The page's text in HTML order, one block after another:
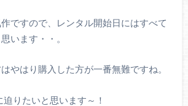
ですので、レンタル開始日にはすべて
います・・。
やはり購入した方が一番無難ですね。
りたいと思います～！